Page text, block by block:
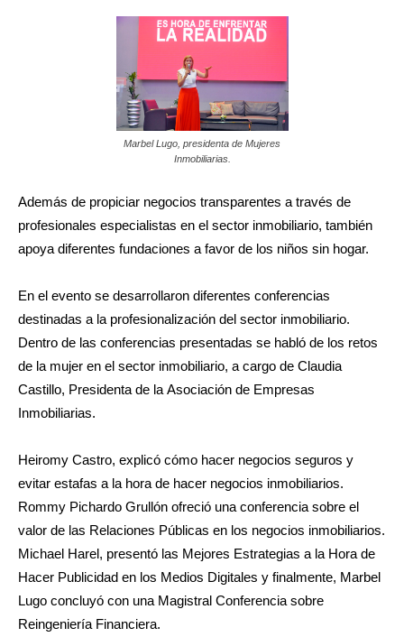
Marbel Lugo, presidenta de Mujeres
Inmobiliarias.
Además de propiciar negocios transparentes a través de
profesionales especialistas en el sector inmobiliario, también
apoya diferentes fundaciones a favor de los niños sin hogar.
En el evento se desarrollaron diferentes conferencias
destinadas a la profesionalización del sector inmobiliario.
Dentro de las conferencias presentadas se habló de los retos
de la mujer en el sector inmobiliario, a cargo de Claudia
Castillo, Presidenta de la Asociación de Empresas
Inmobiliarias.
Heiromy Castro, explicó cómo hacer negocios seguros y
evitar estafas a la hora de hacer negocios inmobiliarios.
Rommy Pichardo Grullón ofreció una conferencia sobre el
valor de las Relaciones Públicas en los negocios inmobiliarios.
Michael Harel, presentó las Mejores Estrategias a la Hora de
Hacer Publicidad en los Medios Digitales y finalmente, Marbel
Lugo concluyó con una Magistral Conferencia sobre
Reingeniería Financiera.